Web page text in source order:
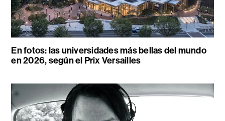
En fotos: las universidades más bellas del mundo
en 2026, según el Prix Versailles